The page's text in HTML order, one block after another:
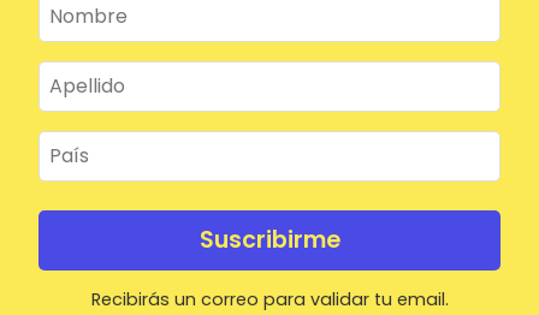
Suscribirme
Recibirás un correo para validar tu email.